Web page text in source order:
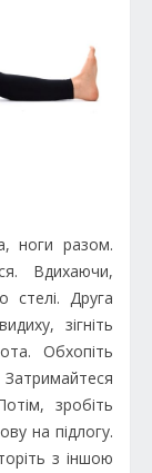
ноги разом.
Вдихаючи,
стелі. Друга
зігніть
Обхопіть
Затримайтеся
зробіть
на підлогу.
з іншою